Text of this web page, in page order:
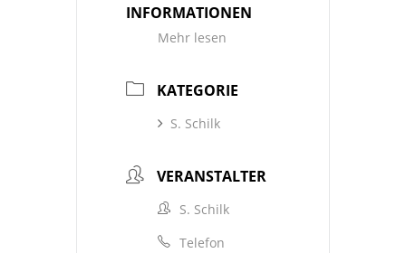
INFORMATIONEN
Mehr lesen
KATEGORIE
S. Schilk
VERANSTALTER
S. Schilk
Telefon